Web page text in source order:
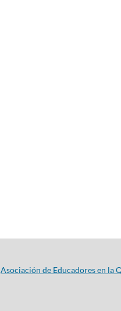
Asociación de Educadores en la